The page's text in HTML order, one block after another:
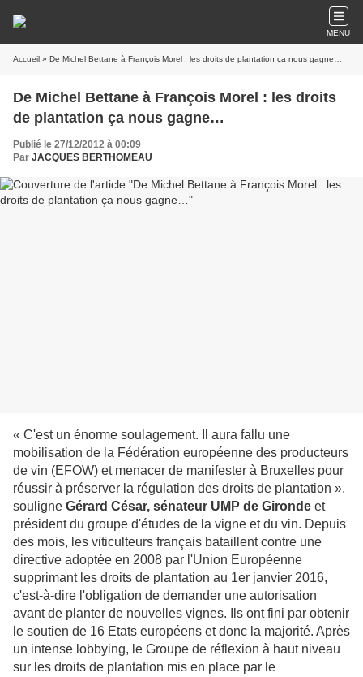
MENU
Accueil » De Michel Bettane à François Morel : les droits de plantation ça nous gagne…
De Michel Bettane à François Morel : les droits
de plantation ça nous gagne…
Publié le 27/12/2012 à 00:09
Par JACQUES BERTHOMEAU
« C'est un énorme soulagement. Il aura fallu une
mobilisation de la Fédération européenne des producteurs
de vin (EFOW) et menacer de manifester à Bruxelles pour
réussir à préserver la régulation des droits de plantation »,
souligne Gérard César, sénateur UMP de Gironde et
président du groupe d'études de la vigne et du vin. Depuis
des mois, les viticulteurs français bataillent contre une
directive adoptée en 2008 par l'Union Européenne
supprimant les droits de plantation au 1er janvier 2016,
c'est-à-dire l'obligation de demander une autorisation
avant de planter de nouvelles vignes. Ils ont fini par obtenir
le soutien de 16 Etats européens et donc la majorité. Après
un intense lobbying, le Groupe de réflexion à haut niveau
sur les droits de plantation mis en place par le